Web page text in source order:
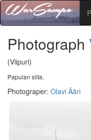
Photograph
(Viipuri)
Papulan silta.
Photograper: Olavi Ääri